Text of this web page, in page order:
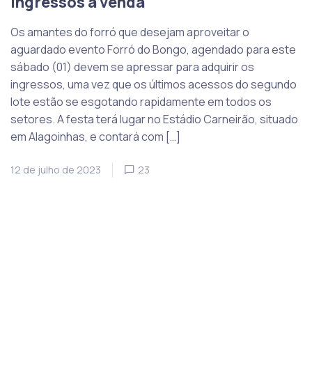
Os amantes do forró que desejam aproveitar o
aguardado evento Forró do Bongo, agendado para este
sábado (01) devem se apressar para adquirir os
ingressos, uma vez que os últimos acessos do segundo
lote estão se esgotando rapidamente em todos os
setores. A festa terá lugar no Estádio Carneirão, situado
em Alagoinhas, e contará com […]
12 de julho de 2023 23